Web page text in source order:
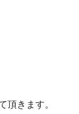
頂きます。